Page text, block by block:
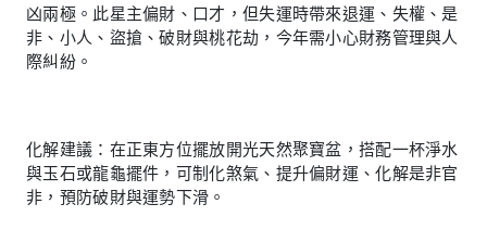
凶兩極。此星主偏財、口才，但失運時帶來退運、失權、是
非、小人、盜搶、破財與桃花劫，今年需小心財務管理與人
際糾紛。
化解建議：在正東方位擺放開光天然聚寶盆，搭配一杯淨水
與玉石或龍龜擺件，可制化煞氣、提升偏財運、化解是非官
非，預防破財與運勢下滑。